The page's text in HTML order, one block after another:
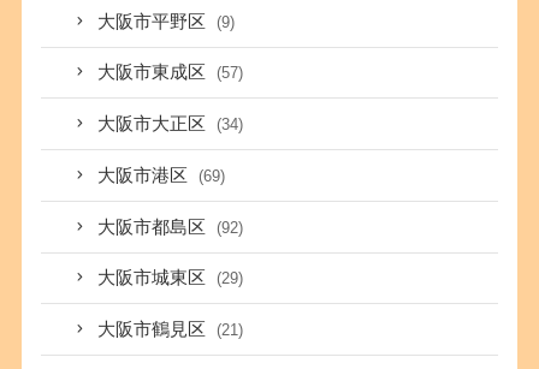
大阪市平野区 (9)
大阪市東成区 (57)
大阪市大正区 (34)
大阪市港区 (69)
大阪市都島区 (92)
大阪市城東区 (29)
大阪市鶴見区 (21)